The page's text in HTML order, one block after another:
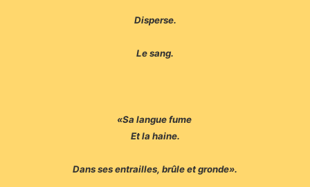
Disperse.
Le sang.
«Sa langue fume
Et la haine.
Dans ses entrailles, brûle et gronde».